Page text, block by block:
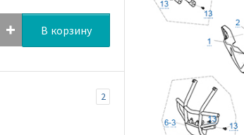
В корзину
2